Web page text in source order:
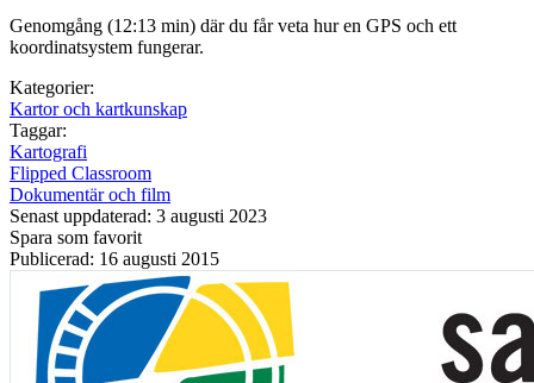
Genomgång (12:13 min) där du får veta hur en GPS och ett
koordinatsystem fungerar.
Kategorier:
Kartor och kartkunskap
Taggar:
Kartografi
Flipped Classroom
Dokumentär och film
Senast uppdaterad: 3 augusti 2023
Spara som favorit
Publicerad: 16 augusti 2015